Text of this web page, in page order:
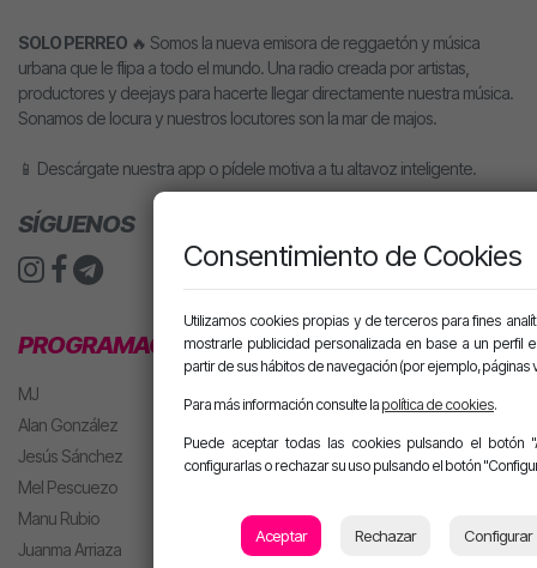
SOLO PERREO 🔥 Somos la nueva emisora de reggaetón y música
urbana que le flipa a todo el mundo. Una radio creada por artistas,
productores y deejays para hacerte llegar directamente nuestra música.
Sonamos de locura y nuestros locutores son la mar de majos.
📱 Descárgate nuestra app o pídele motiva a tu altavoz inteligente.
SÍGUENOS
PROGRAMACIÓN
MJ
Alan González
Jesús Sánchez
Mel Pescuezo
Manu Rubio
Juanma Arriaza
Consentimiento de Cookies
Utilizamos cookies propias y de terceros para fines
mostrarle publicidad personalizada en base a un perfil
partir de sus hábitos de navegación (por ejemplo, páginas
Para más información consulte la política de cookies.
Puede aceptar todas las cookies pulsando el botón
configurarlas o rechazar su uso pulsando el botón
Aceptar Rechazar Configurar